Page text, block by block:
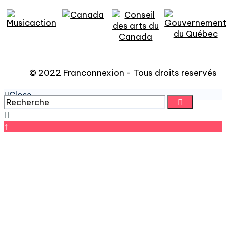
© 2022 Franconnexion - Tous droits reservés
Close
↑